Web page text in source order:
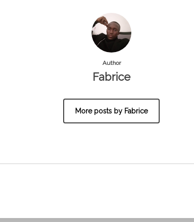
Author
Fabrice
More posts by Fabrice